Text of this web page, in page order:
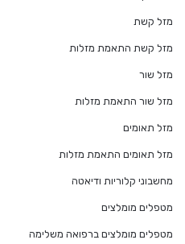
מזל קשת
מזל קשת התאמת מזלות
מזל שור
מזל שור התאמת מזלות
מזל תאומים
מזל תאומים התאמת מזלות
מחשבוני קלוריות ודיאטה
מטפלים מומלצים
מטפלים מומלצים ברפואה משלימה